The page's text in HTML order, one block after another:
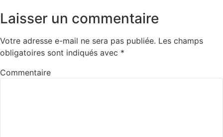
Laisser un commentaire
Votre adresse e-mail ne sera pas publiée. Les champs
obligatoires sont indiqués avec *
Commentaire